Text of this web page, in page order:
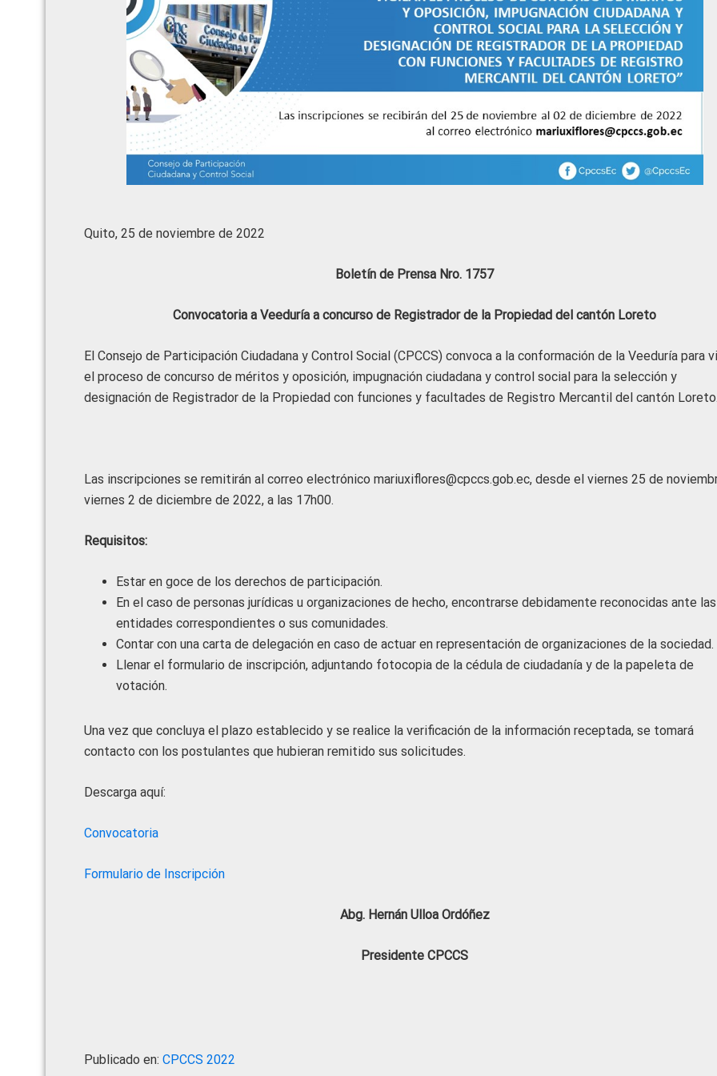
Quito, 25 de noviembre de 2022
Boletín de Prensa Nro. 1757
Convocatoria aVeeduría a concurso de Registrador de la Propiedad del cantón Loreto
El Consejo de Participación Ciudadana y Control Social (CPCCS) convoca a la conformación de la Veeduría para
el proceso de concurso de méritos y oposición, impugnación ciudadana y control social para la selección y
designación de Registrador de la Propiedad con funciones y facultades de Registro Mercantil del cantón Loreto.
Las inscripciones se remitirán al correo electrónico mariuxiflores@cpccs.gob.ec, desde el viernes 25 de
viernes 2 de diciembre de 2022, a las 17h00.
Requisitos:
Estar en goce de los derechos de participación.
En el caso de personas jurídicas u organizaciones de hecho, encontrarse debidamente reconocidas ante las
entidades correspondientes o sus comunidades.
Contar con una carta de delegación en caso de actuar en representación de organizaciones de la sociedad.
Llenar el formulario de inscripción, adjuntando fotocopia de la cédula de ciudadanía y de la papeleta de
votación.
Una vez que concluya el plazo establecido y se realice la verificación de la información receptada, se tomará
contacto con los postulantes que hubieran remitido sus solicitudes.
Descarga aquí:
Convocatoria
Formulario de Inscripción
Abg. Hernán Ulloa Ordóñez
Presidente CPCCS
Publicado en: CPCCS 2022